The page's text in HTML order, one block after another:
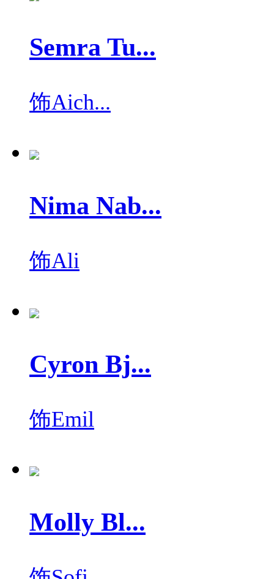
Semra Tu...
饰Aich...
Nima Nab...
饰Ali
Cyron Bj...
饰Emil
Molly Bl...